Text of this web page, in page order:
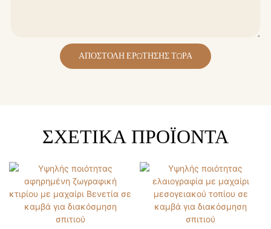
ΑΠΟΣΤΟΛΉ ΕΡΏΤΗΣΗΣ ΤΏΡΑ
ΣΧΕΤΙΚΆ ΠΡΟΪΌΝΤΑ